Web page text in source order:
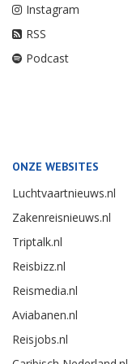
Instagram
RSS
Podcast
ONZE WEBSITES
Luchtvaartnieuws.nl
Zakenreisnieuws.nl
Triptalk.nl
Reisbizz.nl
Reismedia.nl
Aviabanen.nl
Reisjobs.nl